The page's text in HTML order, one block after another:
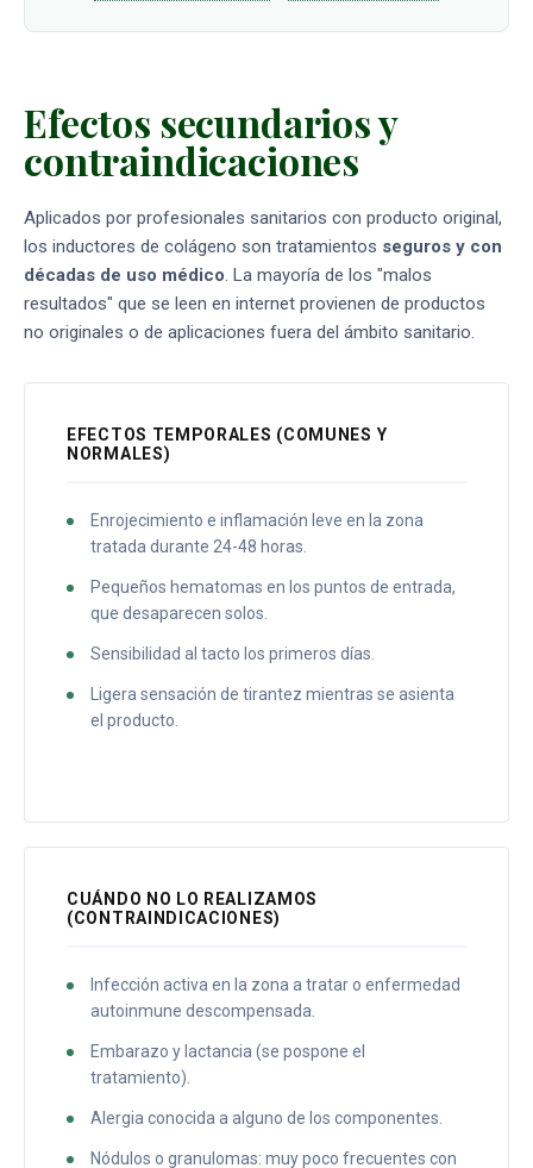
Efectos secundarios y
contraindicaciones
Aplicados por profesionales sanitarios con producto original,
los inductores de colágeno son tratamientos seguros y con
décadas de uso médico. La mayoría de los "malos
resultados" que se leen en internet provienen de productos
no originales o de aplicaciones fuera del ámbito sanitario.
EFECTOS TEMPORALES (COMUNES Y
NORMALES)
Enrojecimiento e inflamación leve en la zona
tratada durante 24-48 horas.
Pequeños hematomas en los puntos de entrada,
que desaparecen solos.
Sensibilidad al tacto los primeros días.
Ligera sensación de tirantez mientras se asienta
el producto.
CUÁNDO NO LO REALIZAMOS
(CONTRAINDICACIONES)
Infección activa en la zona a tratar o enfermedad
autoinmune descompensada.
Embarazo y lactancia (se pospone el
tratamiento).
Alergia conocida a alguno de los componentes.
Nódulos o granulomas: muy poco frecuentes con